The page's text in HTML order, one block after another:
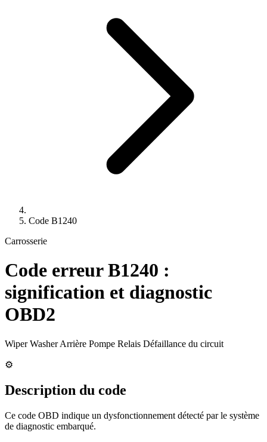
Code B1240
Carrosserie
Code erreurB1240 :
signification et diagnostic
OBD2
Wiper Washer Arrière Pompe Relais Défaillance du circuit
⚙️
Description du code
Ce code OBD indique un dysfonctionnement détecté par le système
de diagnostic embarqué.